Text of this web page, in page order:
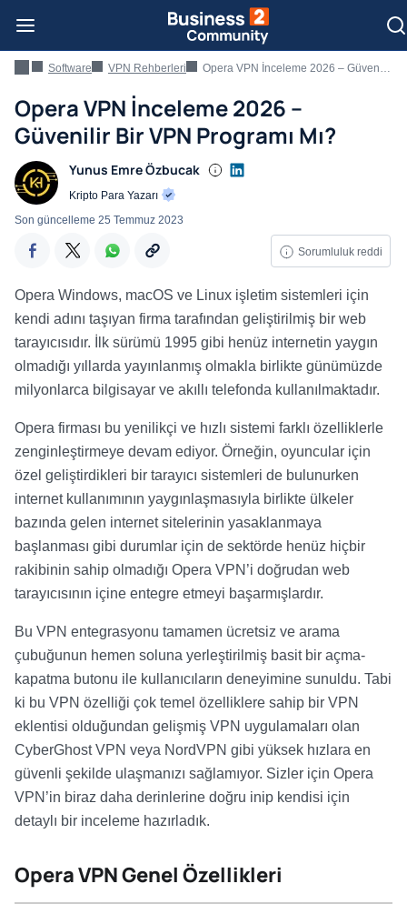
Software VPN Rehberleri Opera VPN İnceleme 2026 – Güvenilir Bir VPN Programı Mı?
Opera VPN İnceleme 2026 –
Güvenilir Bir VPN Programı Mı?
Yunus Emre Özbucak
Kripto Para Yazarı
Sorumluluk reddi
Son güncelleme 25 Temmuz 2023
Opera Windows, macOS ve Linux işletim sistemleri için
kendi adını taşıyan firma tarafından geliştirilmiş bir web
tarayıcısıdır. İlk sürümü 1995 gibi henüz internetin yaygın
olmadığı yıllarda yayınlanmış olmakla birlikte günümüzde
milyonlarca bilgisayar ve akıllı telefonda kullanılmaktadır.
Opera firması bu yenilikçi ve hızlı sistemi farklı özelliklerle
zenginleştirmeye devam ediyor. Örneğin, oyuncular için
özel geliştirdikleri bir tarayıcı sistemleri de bulunurken
internet kullanımının yaygınlaşmasıyla birlikte ülkeler
bazında gelen internet sitelerinin yasaklanmaya
başlanması gibi durumlar için de sektörde henüz hiçbir
rakibinin sahip olmadığı Opera VPN’i doğrudan web
tarayıcısının içine entegre etmeyi başarmışlardır.
Bu VPN entegrasyonu tamamen ücretsiz ve arama
çubuğunun hemen soluna yerleştirilmiş basit bir açma-
kapatma butonu ile kullanıcıların deneyimine sunuldu. Tabi
ki bu VPN özelliği çok temel özelliklere sahip bir VPN
eklentisi olduğundan gelişmiş VPN uygulamaları olan
CyberGhost VPN veya NordVPN gibi yüksek hızlara en
güvenli şekilde ulaşmanızı sağlamıyor. Sizler için Opera
VPN’in biraz daha derinlerine doğru inip kendisi için
detaylı bir inceleme hazırladık.
Opera VPN Genel Özellikleri